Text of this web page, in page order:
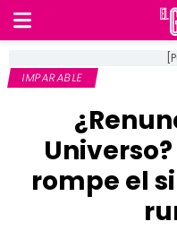
IMPARABLE
rompe el